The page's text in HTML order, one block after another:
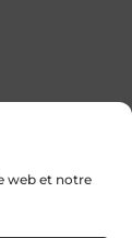
web et notre